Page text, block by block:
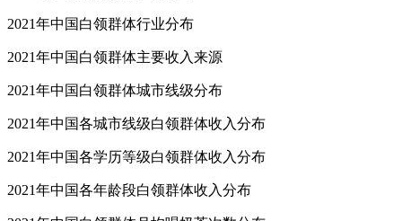
2021年中国白领群体行业分布
2021年中国白领群体主要收入来源
2021年中国白领群体城市线级分布
2021年中国各城市线级白领群体收入分布
2021年中国各学历等级白领群体收入分布
2021年中国各年龄段白领群体收入分布